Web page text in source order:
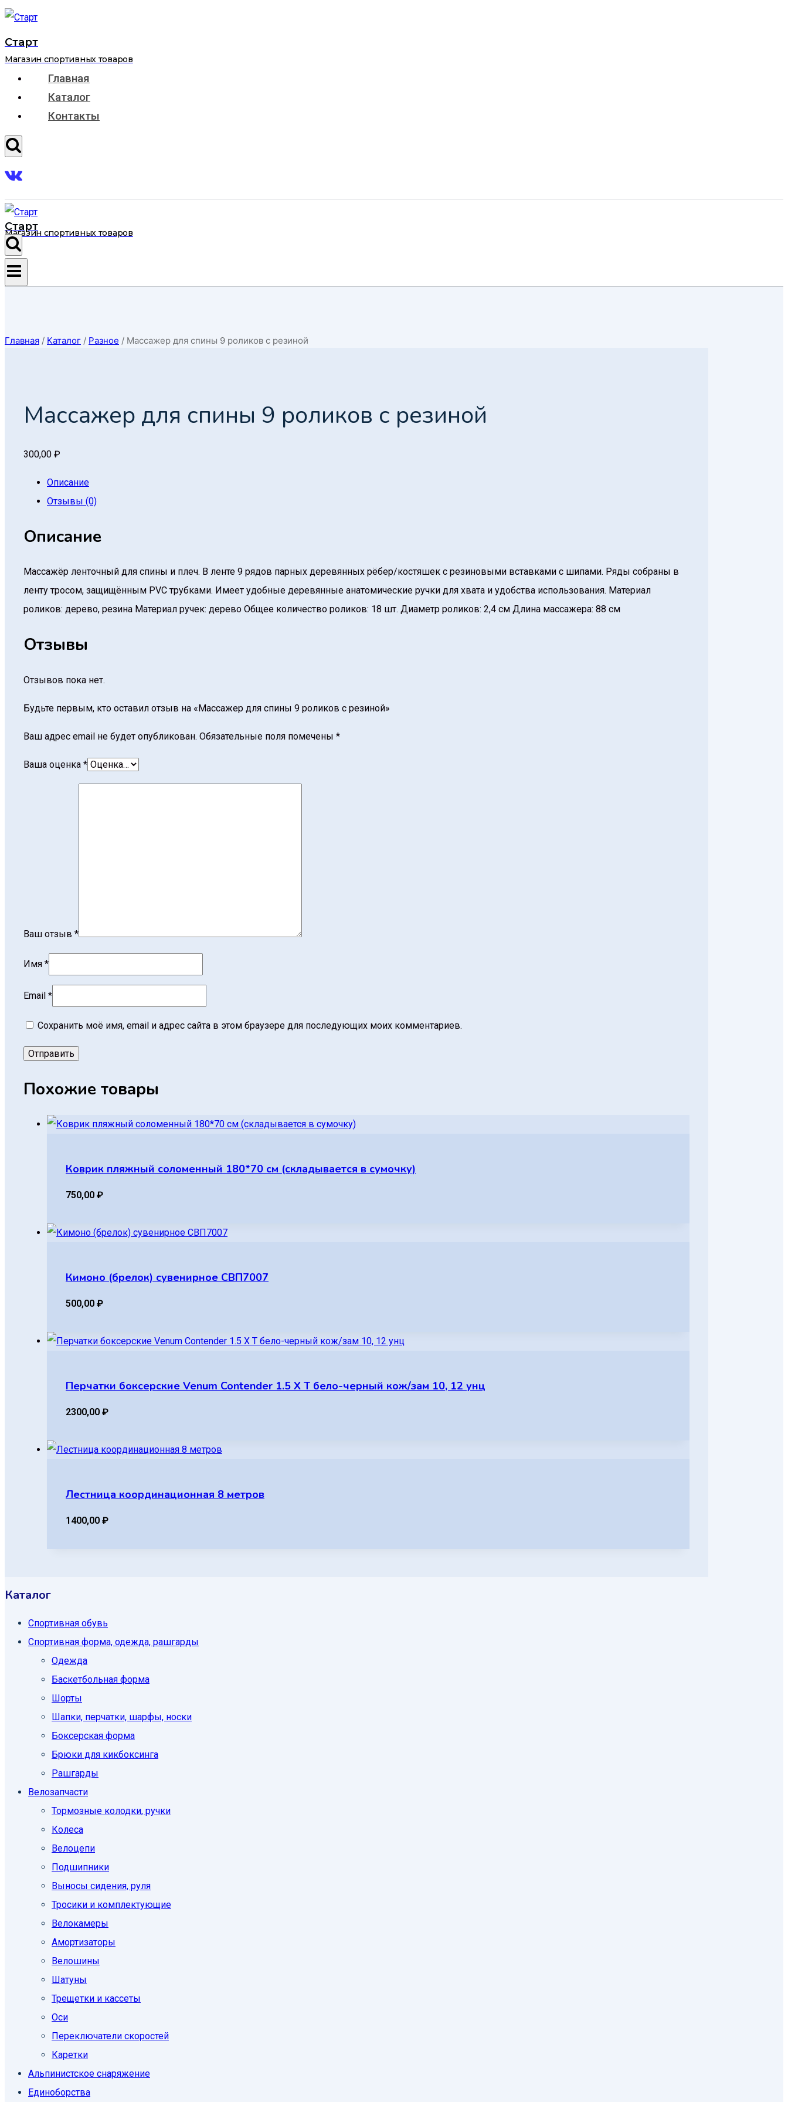
Перейти
содержимому
Старт
Магазин спортивных товаров
Главная
Каталог
Контакты
Старт
Магазин спортивных товаров
Главная / Каталог / Разное / Массажер для спины 9 роликов с резиной
Массажер для спины 9 роликов с резиной
300,00 ₽
Описание
Отзывы (0)
Описание
Массажёр ленточный для спины и плеч. В ленте 9 рядов парных деревянных рёбер/костяшек с резиновыми вставками с шипами. Ряды собраны в
ленту тросом, защищённым PVC трубками. Имеет удобные деревянные анатомические ручки для хвата и удобства использования. Материал
роликов: дерево, резина Материал ручек: дерево Общее количество роликов: 18 шт. Диаметр роликов: 2,4 см Длина массажера: 88 см
Отзывы
Отзывов пока нет.
Будьте первым, кто оставил отзыв на «Массажер для спины 9 роликов с резиной»
Ваш адрес email не будет опубликован. Обязательные поля помечены *
Ваша оценка *
Ваш отзыв *
Имя *
Email *
Сохранить моё имя, email и адрес сайта в этом браузере для последующих моих комментариев.
Похожие товары
Коврик пляжный соломенный 180*70 см (складывается в сумочку)
750,00 ₽
Кимоно (брелок) сувенирное СВП7007
500,00 ₽
Перчатки боксерские Venum Contender 1.5 X T бело-черный кож/зам 10, 12 унц
2300,00 ₽
Лестница координационная 8 метров
1400,00 ₽
Каталог
Спортивная обувь
Спортивная форма, одежда, рашгарды
Одежда
Баскетбольная форма
Шорты
Шапки, перчатки, шарфы, носки
Боксерская форма
Брюки для кикбоксинга
Рашгарды
Велозапчасти
Тормозные колодки, ручки
Колеса
Велоцепи
Подшипники
Выносы сидения, руля
Тросики и комплектующие
Велокамеры
Амортизаторы
Велошины
Шатуны
Трещетки и кассеты
Оси
Переключатели скоростей
Каретки
Альпинистское снаряжение
Единоборcтва